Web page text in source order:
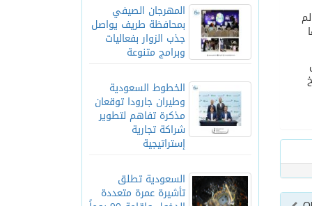
المهرجان الصيفي
بمحافظة طريف يواصل
جذب الزوار بفعاليات
وبرامج متنوعة
الخطوط السعودية
وطيران جارودا توقعان
مذكرة تفاهم لتطوير
شراكة تجارية
إستراتيجية
السعودية تطلق
تأشيرة عمرة متعددة